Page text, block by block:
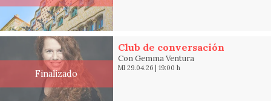
Finalizado
Club de conversación
Con Gemma Ventura
MI 29.04.26| 19:00 h